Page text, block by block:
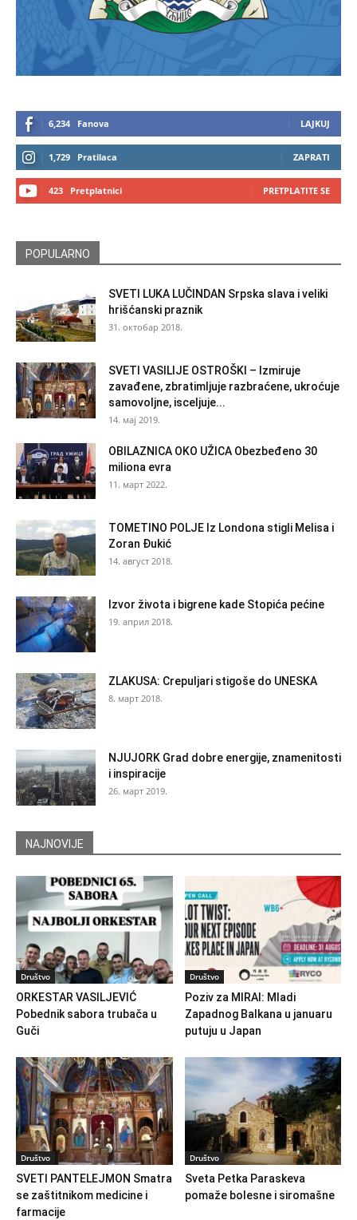
6,234 Fanova LAJKUJ
1,729 Pratilaca ZAPRATI
423 Pretplatnici PRETPLATITE SE
POPULARNO
SVETI LUKA LUČINDAN Srpska slava i veliki
hrišćanski praznik
31. октобар 2018.
SVETI VASILIJE OSTROŠKI – Izmiruje
zavađene, zbratimljuje razbraćene, ukroćuje
samovoljne, isceljuje...
14. мај 2019.
OBILAZNICA OKO UŽICA Obezbeđeno 30
miliona evra
11. март 2022.
TOMETINO POLJE Iz Londona stigli Melisa i
Zoran Đukić
14. август 2018.
Izvor života i bigrene kade Stopića pećine
19. април 2018.
ZLAKUSA: Crepuljari stigoše do UNESKA
8. март 2018.
NJUJORK Grad dobre energije, znamenitosti
i inspiracije
26. март 2019.
NAJNOVIJE
Društvo
ORKESTAR VASILJEVIĆ
Pobednik sabora trubača u
Guči
Društvo
Poziv za MIRAI: Mladi
Zapadnog Balkana u januaru
putuju u Japan
Društvo
SVETI PANTELEJMON Smatra
se zaštitnikom medicine i
farmacije
Društvo
Sveta Petka Paraskeva
pomaže bolesne i siromašne